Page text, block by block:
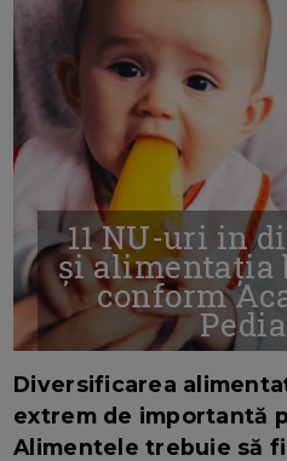
11 NU-uri in
și alimentația
conform
Diversificarea
extrem de importantă
Alimentele trebuie să